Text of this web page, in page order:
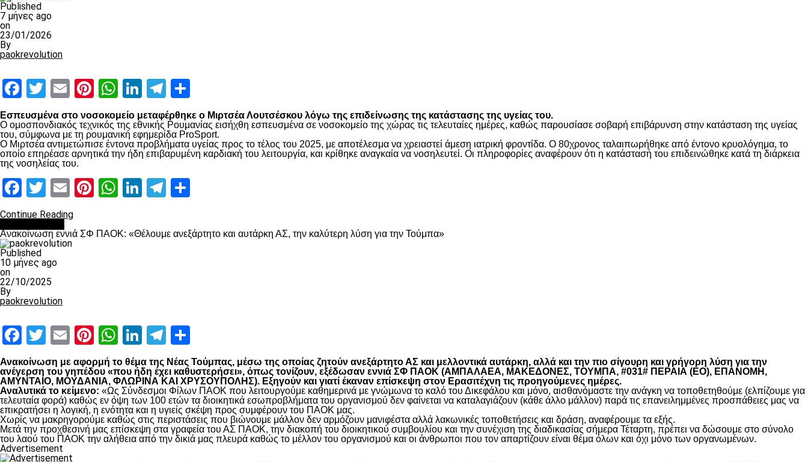
Published
7 μήνες ago
on
23/01/2026
By
paokrevolution
Facebook
Twitter
EmailPinterest
WhatsApp
LinkedIn
Telegram
Εσπευσμένα στο νοσοκομείο μεταφέρθηκε ο Μιρτσέα Λουτσέσκου λόγω της επιδείνωσης της κατάστασης της υγείας του.
Ο ομοσπονδιακός τεχνικός της εθνικής Ρουμανίας εισήχθη εσπευσμένα σε νοσοκομείο της χώρας τις τελευταίες ημέρες, καθώς παρουσίασε σοβαρή επιβάρυνση στην κατάσταση της υγείας
του, σύμφωνα με τη ρουμανική εφημερίδα ProSport.
Ο Μιρτσέα αντιμετώπισε έντονα προβλήματα υγείας προς το τέλος του 2025, με αποτέλεσμα να χρειαστεί άμεση ιατρική φροντίδα. Ο 80χρονος ταλαιπωρήθηκε από έντονο κρυολόγημα, το
οποίο επηρέασε αρνητικά την ήδη επιβαρυμένη καρδιακή του λειτουργία, και κρίθηκε αναγκαία να νοσηλευτεί. Οι πληροφορίες αναφέρουν ότι η κατάστασή του επιδεινώθηκε κατά τη διάρκεια
της νοσηλείας του.
Facebook
Twitter
EmailPinterest
WhatsApp
LinkedIn
Telegram
Continue Reading
Ανακοίνωση εννιά ΣΦ ΠΑΟΚ: «Θέλουμε ανεξάρτητο και αυτάρκη ΑΣ, την καλύτερη λύση για την Τούμπα»
Published
10 μήνες ago
on
22/10/2025
By
paokrevolution
Facebook
Twitter
EmailPinterest
WhatsApp
LinkedIn
Telegram
Ανακοίνωση με αφορμή το θέμα της Νέας Τούμπας, μέσω της οποίας ζητούν ανεξάρτητο ΑΣ και μελλοντικά αυτάρκη, αλλά και την πιο σίγουρη και γρήγορη λύση για την
ανέγερση του γηπέδου «που ήδη έχει καθυστερήσει», όπως τονίζουν, εξέδωσαν εννιά ΣΦ ΠΑΟΚ (ΑΜΠΑΛΑΕΑ, ΜΑΚΕΔΟΝΕΣ, ΤΟΥΜΠΑ, #031# ΠΕΡΑΙΑ (ΕΟ), ΕΠΑΝΟΜΗ,
ΑΜΥΝΤΑΙΟ, ΜΟΥΔΑΝΙΑ, ΦΛΩΡΙΝΑ ΚΑΙ ΧΡΥΣΟΥΠΟΛΗΣ). Εξηγούν και γιατί έκαναν επίσκεψη στον Ερασιτέχνη τις προηγούμενες ημέρες.
Αναλυτικά το κείμενο: «Ως Σύνδεσμοι Φίλων ΠΑΟΚ που λειτουργούμε καθημερινά με γνώμωνα το καλό του Δικεφάλου και μόνο, αισθανόμαστε την ανάγκη να τοποθετηθούμε (ελπίζουμε για
τελευταία φορά) καθώς εν όψη των 100 ετών τα διοικητικά εσωπροβλήματα του οργανισμού δεν φαίνεται να καταλαγιάζουν (κάθε άλλο μάλλον) παρά τις επανειλημμένες προσπάθειες μας να
επικρατήσει η λογική, η ενότητα και η υγιείς σκέψη προς συμφέρουν του ΠΑΟΚ μας.
Χωρίς να μακρηγορούμε καθώς στις περιστάσεις που βιώνουμε μάλλον δεν αρμόζουν μανιφέστα αλλά λακωνικές τοποθετήσεις και δράση, αναφέρουμε τα εξής.
Μετά την προχθεσινή μας επίσκεψη στα γραφεία του ΑΣ ΠΑΟΚ, την διακοπή του διοικητικού συμβουλίου και την συνέχιση της διαδικασίας σήμερα Τέταρτη, πρέπει να δώσουμε στο σύνολο
του λαού του ΠΑΟΚ την αλήθεια από την δικιά μας πλευρά καθώς το μέλλον του οργανισμού και οι άνθρωποι που τον απαρτίζουν είναι θέμα όλων και όχι μόνο των οργανωμένων.
Advertisement